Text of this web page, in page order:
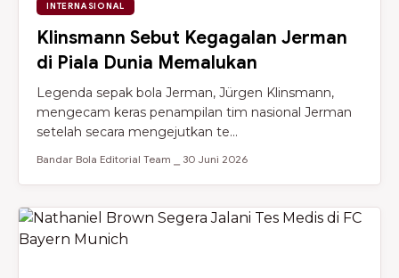
INTERNASIONAL
Klinsmann Sebut Kegagalan Jerman
di Piala Dunia Memalukan
Legenda sepak bola Jerman, Jürgen Klinsmann,
mengecam keras penampilan tim nasional Jerman
setelah secara mengejutkan te...
Bandar Bola Editorial Team ⎯ 30 Juni 2026